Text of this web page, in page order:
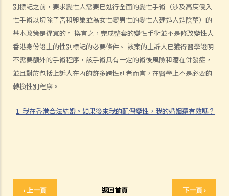
別標記之前，要求變性人需要已進行全面的變性手術（涉及高度侵入
性手術以切除子宮和卵巢並為女性變男性的變性人建造人造陰莖）的
基本政策是違憲的。 換言之，完成整套的變性手術並不是修改變性人
香港身份證上的性別標記的必要條件。 該案的上訴人已獲得醫學證明
不需要額外的手術程序，該手術具有一定的術後風險和潛在併發症，
並且對於包括上訴人在內的許多跨性別者而言，在醫學上不是必要的
轉換性別程序。
1. 我在香港合法結婚。如果後來我的配偶變性，我的婚姻還有效嗎？
‹ 上一頁 返回首頁 下一頁 ›
F. 與非香港居民結婚
A. 香港居民與海外人士結婚（中國內地人士除外）
B. 香港永久居民與內地人士結婚
C. 在港就業／就讀的海外或中國內地人士的海外配偶（包括中國內地）
G. 已婚人士享有的福利與權益
A. 已婚人士免稅額
H. 重婚
及(c)請求取消對方獲得附屬濟助的權利？